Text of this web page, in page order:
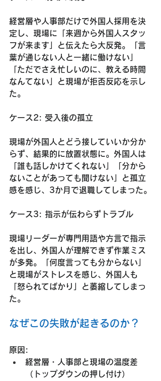
経営層や人事部だけで外国人採用を決
定し、現場に「来週から外国人スタッ
フが来ます」と伝えたら大反発。「言
葉が通じない人と一緒に働けない」
「ただでさえ忙しいのに、教える時間
なんてない」と現場が拒否反応を示し
た。
ケース2: 受入後の孤立
現場が外国人とどう接していいか分か
らず、結果的に放置状態に。外国人は
「誰も話しかけてくれない」「分から
ないことがあっても聞けない」と孤立
感を感じ、3か月で退職してしまった。
ケース3: 指示が伝わらずトラブル
現場リーダーが専門用語や方言で指示
を出し、外国人が理解できず作業ミス
が多発。「何度言っても分からない」
と現場がストレスを感じ、外国人も
「怒られてばかり」と萎縮してしまっ
た。
なぜこの失敗が起きるのか？
原因:
経営層・人事部と現場の温度差
（トップダウンの押し付け）